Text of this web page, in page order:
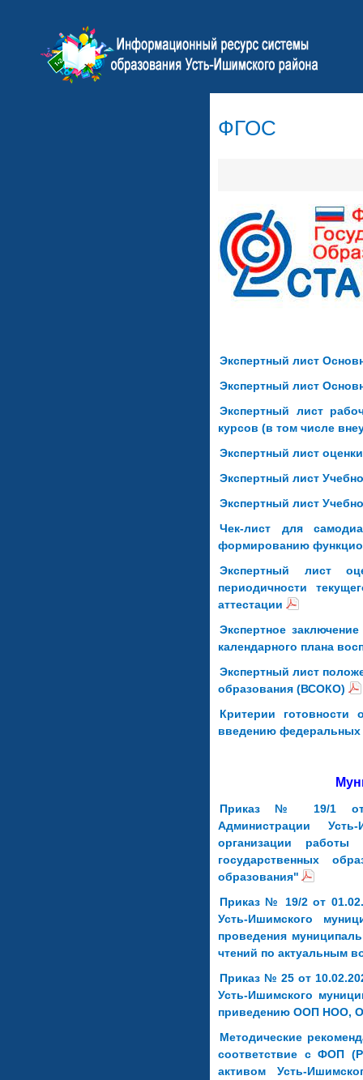
ФГОС
Экспертный лист
Экспертный лист
Экспертный лист
курсов (в том числе
Экспертный лист
Экспертный лист
Экспертный лист
Чек-лист для
формированию
Экспертный лист
периодичности
аттестации
Экспертное
календарного плана
Экспертный лист
образования (ВСОКО)
Критерии готовности
введению
Приказ № 19/1 от
Администрации
организации
государственных
образования"
Приказ № 19/2 от
Усть-Ишимского
проведения
чтений по актуальным
Приказ № 25 от
Усть-Ишимского
приведению ООП НОО,
Методические
соответствие с ФОП
активом Усть-